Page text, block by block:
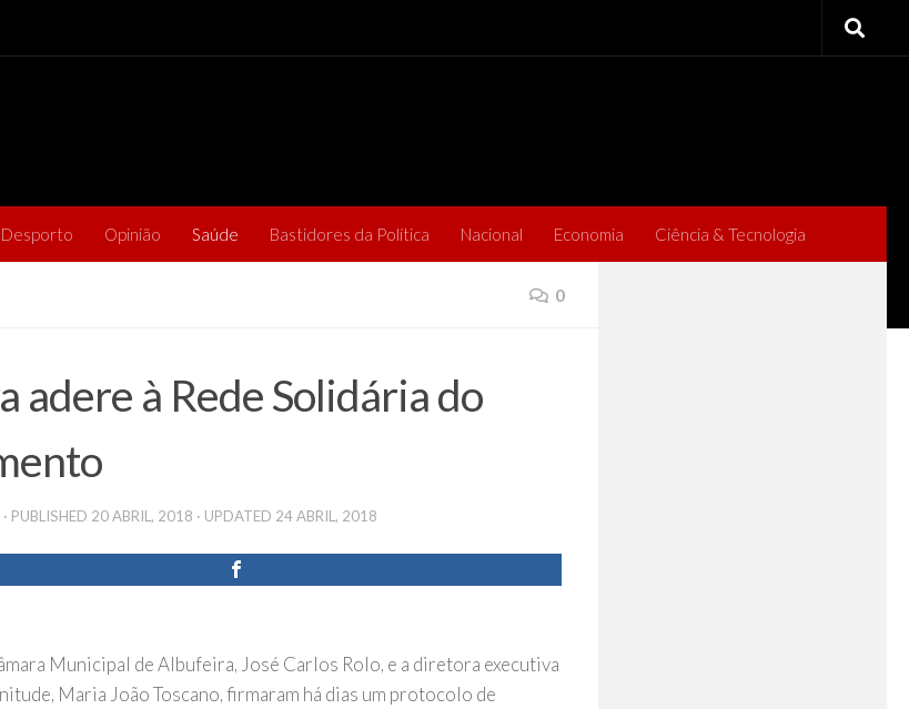
Desporto Opinião Saúde Bastidores da Política Nacional Economia Ciência & Tecnologia
0
adere à Rede Solidária do
· PUBLISHED 20 ABRIL, 2018 · UPDATED 24 ABRIL, 2018
Municipal de Albufeira, José Carlos Rolo, e a diretora executiva
Maria João Toscano, firmaram há dias um protocolo de